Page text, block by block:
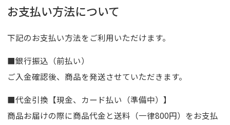
お支払い方法について
下記のお支払い方法をご利用いただけます。
■銀行振込（前払い）
ご入金確認後、商品を発送させていただきます。
■代金引換【現金、カード払い（準備中）】
商品お届けの際に商品代金と送料（一律800円）をお支払